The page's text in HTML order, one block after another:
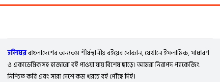
হলিঘরবাংলাদেশের অন্যতম শীর্ষস্থানীয় বইয়ের দোকান, যেখানে ইসলামিক, সাধারণ
ও একাডেমিকসহ হাজারো বই পাওয়া যায় বিশেষ ছাড়ে। আমরা নিরাপদ প্যাকেজিং
নিশ্চিত করি এবং সারা দেশে কম খরচে বই পৌঁছে দিই।